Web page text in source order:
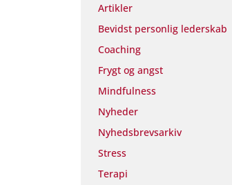
Artikler
Bevidst personlig lederskab
Coaching
Frygt og angst
Mindfulness
Nyheder
Nyhedsbrevsarkiv
Stress
Terapi